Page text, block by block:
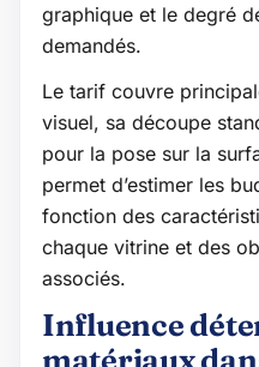
graphique et le degré
demandés.
Le tarif couvre
visuel, sa découpe
pour la pose sur la
permet d’estimer les
fonction des
chaque vitrine et des
associés.
Influence